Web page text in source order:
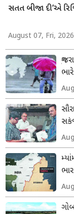
સતત બીજા દી’એ
August 07, Fri, 2026